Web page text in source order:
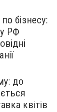
бізнесу:
РФ
до
квітів